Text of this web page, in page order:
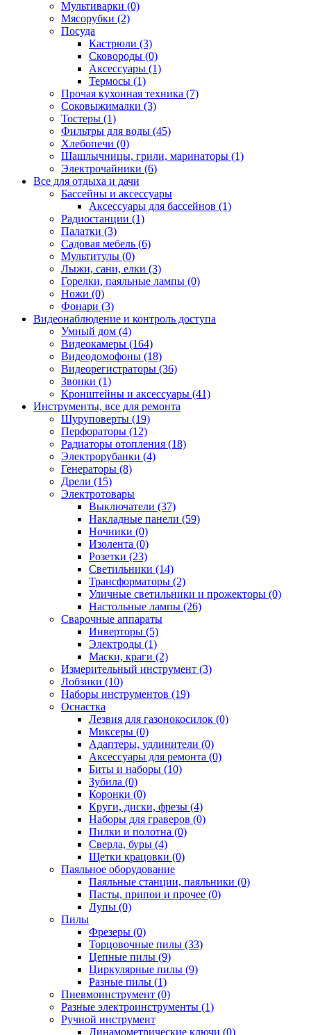
Мультиварки (0)
Мясорубки (2)
Посуда
Кастрюли (3)
Сковороды (0)
Аксессуары (1)
Термосы (1)
Прочая кухонная техника (7)
Соковыжималки (3)
Тостеры (1)
Фильтры для воды (45)
Хлебопечи (0)
Шашлычницы, грили, маринаторы (1)
Электрочайники (6)
Все для отдыха и дачи
Бассейны и аксессуары
Аксессуары для бассейнов (1)
Радиостанции (1)
Палатки (3)
Садовая мебель (6)
Мультитулы (0)
Лыжи, сани, елки (3)
Горелки, паяльные лампы (0)
Ножи (0)
Фонари (3)
Видеонаблюдение и контроль доступа
Умный дом (4)
Видеокамеры (164)
Видеодомофоны (18)
Видеорегистраторы (36)
Звонки (1)
Кронштейны и аксессуары (41)
Инструменты, все для ремонта
Шуруповерты (19)
Перфораторы (12)
Радиаторы отопления (18)
Электрорубанки (4)
Генераторы (8)
Дрели (15)
Электротовары
Выключатели (37)
Накладные панели (59)
Ночники (0)
Изолента (0)
Розетки (23)
Светильники (14)
Трансформаторы (2)
Уличные светильники и прожекторы (0)
Настольные лампы (26)
Сварочные аппараты
Инверторы (5)
Электроды (1)
Маски, краги (2)
Измерительный инструмент (3)
Лобзики (10)
Наборы инструментов (19)
Оснастка
Лезвия для газонокосилок (0)
Миксеры (0)
Адаптеры, удлинители (0)
Аксессуары для ремонта (0)
Биты и наборы (10)
Зубила (0)
Коронки (0)
Круги, диски, фрезы (4)
Наборы для граверов (0)
Пилки и полотна (0)
Сверла, буры (4)
Щетки крацовки (0)
Паяльное оборудование
Паяльные станции, паяльники (0)
Пасты, припои и прочее (0)
Лупы (0)
Пилы
Фрезеры (0)
Торцовочные пилы (33)
Цепные пилы (9)
Циркулярные пилы (9)
Разные пилы (1)
Пневмоинструмент (0)
Разные электроинструменты (1)
Ручной инструмент
Динамометрические ключи (0)